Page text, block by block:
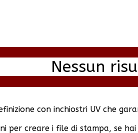
Nessun
con inchiostri UV che
per creare i file di stampa, se